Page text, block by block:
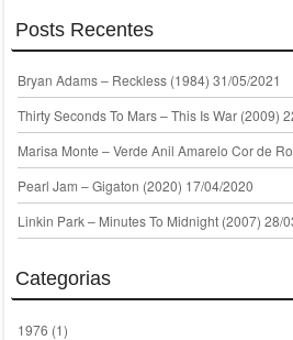
Posts Recentes
Bryan Adams – Reckless (1984) 31/05/2021
Thirty Seconds To Mars – This Is War (2009)
Marisa Monte – Verde Anil Amarelo Cor de
Pearl Jam – Gigaton (2020) 17/04/2020
Linkin Park – Minutes To Midnight (2007) 28/
Categorias
1976 (1)